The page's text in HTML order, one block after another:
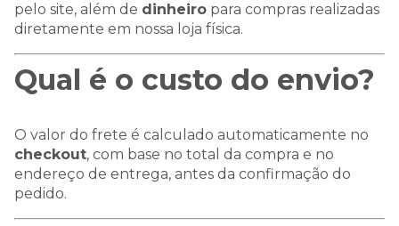
pelo site, além de dinheiro para compras realizadas
diretamente em nossa loja física.
Qual é o custo do envio?
O valor do frete é calculado automaticamente no
checkout, com base no total da compra e no
endereço de entrega, antes da confirmação do
pedido.